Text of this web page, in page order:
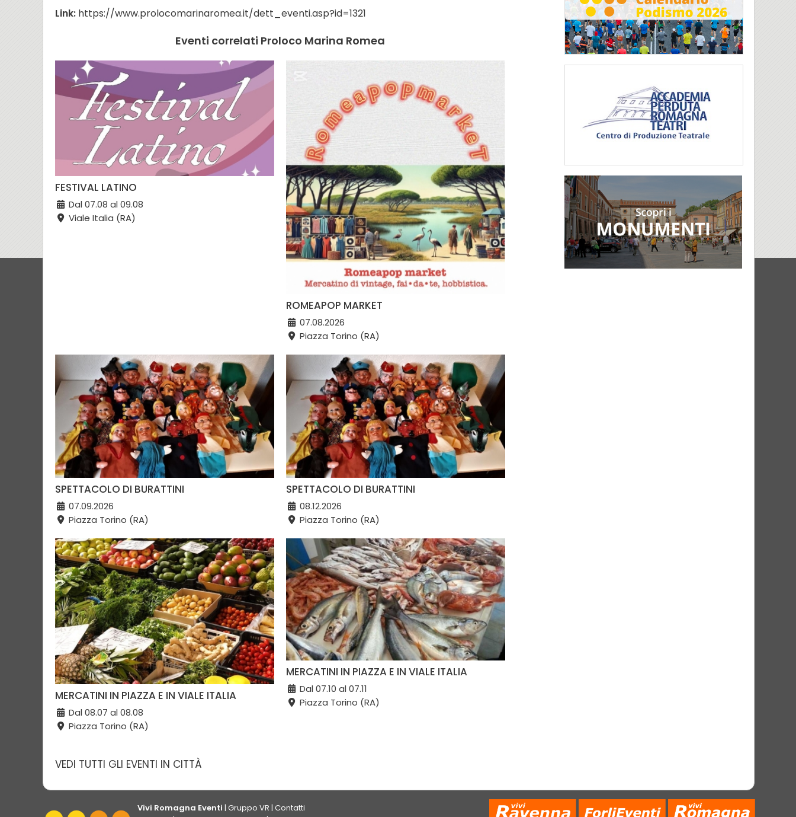
Link: https://www.prolocomarinaromea.it/dett_eventi.asp?id=1321
Eventi correlati Proloco Marina Romea
FESTIVAL LATINO
Dal 07.08 al 09.08
Viale Italia (RA)
ROMEAPOP MARKET
07.08.2026
Piazza Torino (RA)
SPETTACOLO DI BURATTINI
07.09.2026
Piazza Torino (RA)
SPETTACOLO DI BURATTINI
08.12.2026
Piazza Torino (RA)
MERCATINI IN PIAZZA E IN VIALE ITALIA
Dal 08.07 al 08.08
Piazza Torino (RA)
MERCATINI IN PIAZZA E IN VIALE ITALIA
Dal 07.10 al 07.11
Piazza Torino (RA)
VEDI TUTTI GLI EVENTI IN CITTÀ
Vivi Romagna Eventi | Gruppo VR | Contatti